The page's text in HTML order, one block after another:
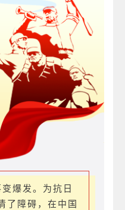
爆发。为抗日
了障碍，在中国